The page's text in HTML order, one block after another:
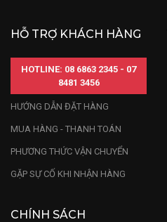
HỖ TRỢ KHÁCH HÀNG
HOTLINE: 08 6863 2345 - 07
8481 3456
HƯỚNG DẪN ĐẶT HÀNG
MUA HÀNG - THANH TOÁN
PHƯƠNG THỨC VẬN CHUYỂN
GẶP SỰ CỐ KHI NHẬN HÀNG
CHÍNH SÁCH